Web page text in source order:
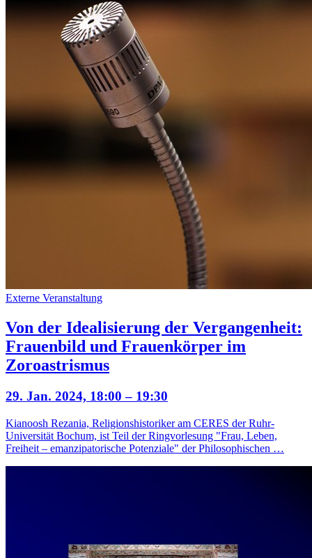
Externe Veranstaltung
Von der Idealisierung der Vergangenheit:
Frauenbild und Frauenkörper im
Zoroastrismus
29. Jan. 2024, 18:00 – 19:30
Kianoosh Rezania, Religionshistoriker am CERES der Ruhr-
Universität Bochum, ist Teil der Ringvorlesung "Frau, Leben,
Freiheit – emanzipatorische Potenziale" der Philosophischen …